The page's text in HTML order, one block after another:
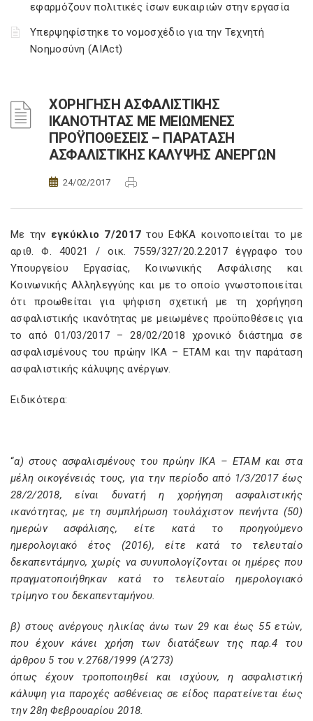
εφαρμόζουν πολιτικές ίσων ευκαιριών στην εργασία
Υπερψηφίστηκε το νομοσχέδιο για την Τεχνητή
Νοημοσύνη (AIAct)
ΧΟΡΗΓΗΣΗ ΑΣΦΑΛΙΣΤΙΚΗΣ
ΙΚΑΝΟΤΗΤΑΣ ΜΕ ΜΕΙΩΜΕΝΕΣ
ΠΡΟΫΠΟΘΕΣΕΙΣ – ΠΑΡΑΤΑΣΗ
ΑΣΦΑΛΙΣΤΙΚΗΣ ΚΑΛΥΨΗΣ ΑΝΕΡΓΩΝ
24/02/2017
Με την εγκύκλιο 7/2017 του ΕΦΚΑ κοινοποιείται το με
αριθ. Φ. 40021 / οικ. 7559/327/20.2.2017 έγγραφο του
Υπουργείου Εργασίας, Κοινωνικής Ασφάλισης και
Κοινωνικής Αλληλεγγύης και με το οποίο γνωστοποιείται
ότι προωθείται για ψήφιση σχετική με τη χορήγηση
ασφαλιστικής ικανότητας με μειωμένες προϋποθέσεις για
το από 01/03/2017 – 28/02/2018 χρονικό διάστημα σε
ασφαλισμένους του πρώην ΙΚΑ – ΕΤΑΜ και την παράταση
ασφαλιστικής κάλυψης ανέργων.
Ειδικότερα:
“α) στους ασφαλισμένους του πρώην ΙΚΑ – ΕΤΑΜ και στα
μέλη οικογένειάς τους, για την περίοδο από 1/3/2017 έως
28/2/2018, είναι δυνατή η χορήγηση ασφαλιστικής
ικανότητας, με τη συμπλήρωση τουλάχιστον πενήντα (50)
ημερών ασφάλισης, είτε κατά το προηγούμενο
ημερολογιακό έτος (2016), είτε κατά το τελευταίο
δεκαπεντάμηνο, χωρίς να συνυπολογίζονται οι ημέρες που
πραγματοποιήθηκαν κατά το τελευταίο ημερολογιακό
τρίμηνο του δεκαπενταμήνου.
β) στους ανέργους ηλικίας άνω των 29 και έως 55 ετών,
που έχουν κάνει χρήση των διατάξεων της παρ.4 του
άρθρου 5 του ν.2768/1999 (Α’273)
όπως έχουν τροποποιηθεί και ισχύουν, η ασφαλιστική
κάλυψη για παροχές ασθένειας σε είδος παρατείνεται έως
την 28η Φεβρουαρίου 2018.